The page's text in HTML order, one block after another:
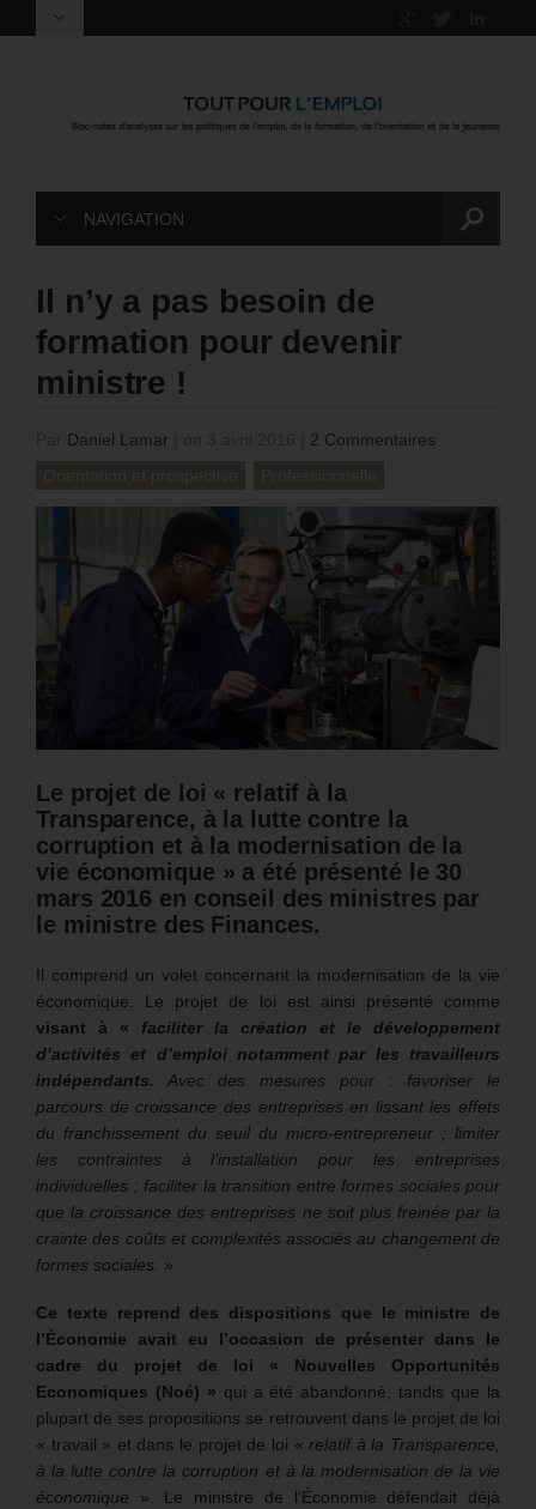
NAVIGATION
Il n’y a pas besoin de
formation pour devenir
ministre !
Daniel Lamar
2 Commentaires
Le projet de loi « relatif à la
Transparence, à la lutte contre la
corruption et à la modernisation de la
vie économique » a été présenté le 30
mars 2016 en conseil des ministres par
le ministre des Finances.
Il comprend un volet concernant la modernisation de la vie
économique. Le projet de loi est ainsi présenté comme
visant à « faciliter la création et le développement
d’activités et d’emploi notamment par les travailleurs
indépendants. Avec des mesures pour : favoriser le
parcours de croissance des entreprises en lissant les effets
du franchissement du seuil du micro-entrepreneur ; limiter
les contraintes à l’installation pour les entreprises
individuelles ; faciliter la transition entre formes sociales pour
que la croissance des entreprises ne soit plus freinée par la
crainte des coûts et complexités associés au changement de
formes sociales.
»
Ce texte reprend des dispositions que le ministre de
l’Économie avait eu l’occasion de présenter dans le
cadre du projet de loi « Nouvelles Opportunités
Economiques (Noé) » qui a été abandonné, tandis que la
plupart de ses propositions se retrouvent dans le projet de loi
« travail » et dans le projet de loi « relatif à la Transparence,
à la lutte contre la corruption et à la modernisation de la vie
économique ». Le ministre de l’Économie défendait déjà